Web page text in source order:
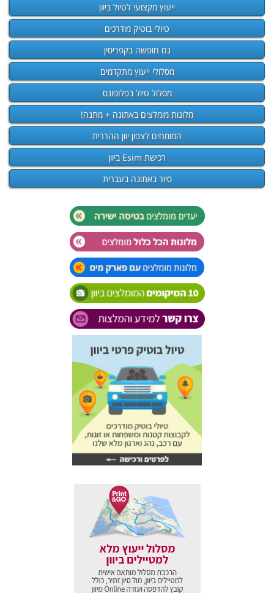
ייעוץ מקצועי לטיול ביוון
טיולי בוטיק מודרכים
גם חופשה בקפריסין
מסלולי ייעוץ מתקדמים
מסלול טיול בפלופונס
מלונות מומלצים באתונה + מתנה!
המומחים לצפון יוון ההררית
רכישת Esim ביוון
סיור באתונה בעברית